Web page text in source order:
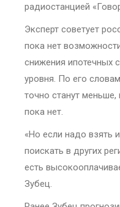
радиостанцией
Эксперт советует
пока нет
снижения ипотечных
уровня. По его
точно станут
пока нет.
«Но если надо взять
поискать в других
есть
Зубец.